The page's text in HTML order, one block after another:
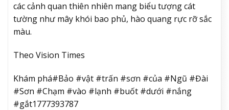
các cảnh quan thiên nhiên mang biểu tượng cát
tường như mây khói bao phủ, hào quang rực rỡ sắc
màu.
Theo Vision Times
Khám phá#Bảo #vật #trấn #sơn #của #Ngũ #Đài
#Sơn #Chạm #vào #lạnh #buốt #dưới #nắng
#gắt1777393787